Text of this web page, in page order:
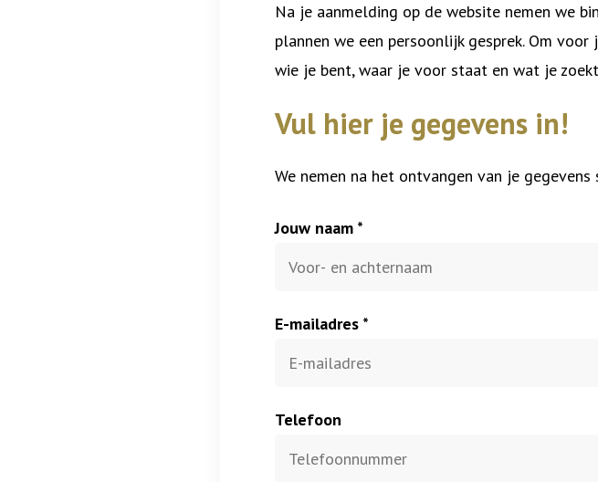
Na je aanmelding op de website nemen we
plannen we een persoonlijk gesprek. Om
wie je bent, waar je voor staat en wat je
Vul hier je gegevens in!
We nemen na het ontvangen van je
Jouw naam *
E-mailadres *
Telefoon